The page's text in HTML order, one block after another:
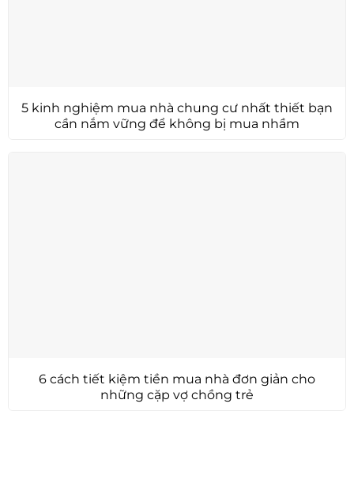
5 kinh nghiệm mua nhà chung cư nhất thiết bạn
cần nắm vững để không bị mua nhầm
6 cách tiết kiệm tiền mua nhà đơn giản cho
những cặp vợ chồng trẻ